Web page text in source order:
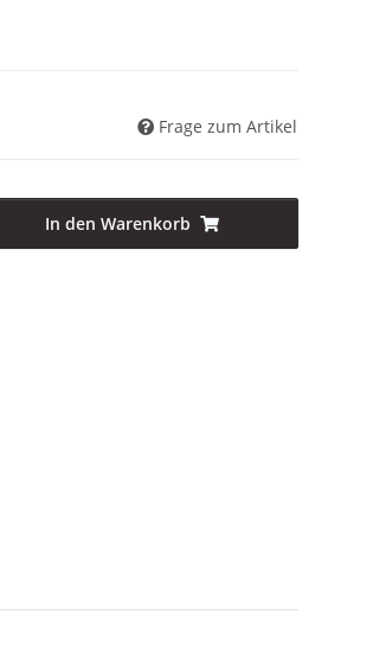
Frage zum Artikel
In den Warenkorb